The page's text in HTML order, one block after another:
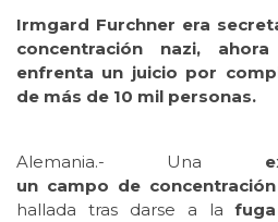
Irmgard Furchner era
concentración nazi,
enfrenta un juicio por
de más de 10 mil personas.
Alemania.- Una
un campo de concentración
hallada tras darse a la